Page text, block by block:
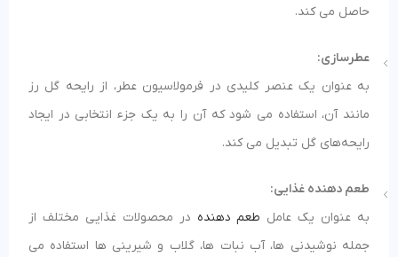
حاصل می کند.
عطرسازی:
به عنوان یک عنصر کلیدی در فرمولاسیون عطر، از رایحه گل رز
مانند آن، استفاده می‌ شود که آن را به یک جزء انتخابی در ایجاد
رایحه‌های گل تبدیل می‌ کند.
طعم دهنده غذایی:
به عنوان یک عامل طعم دهنده در محصولات غذایی مختلف از
جمله نوشیدنی ها، آب نبات ها، گلاب و شیرینی ها استفاده می